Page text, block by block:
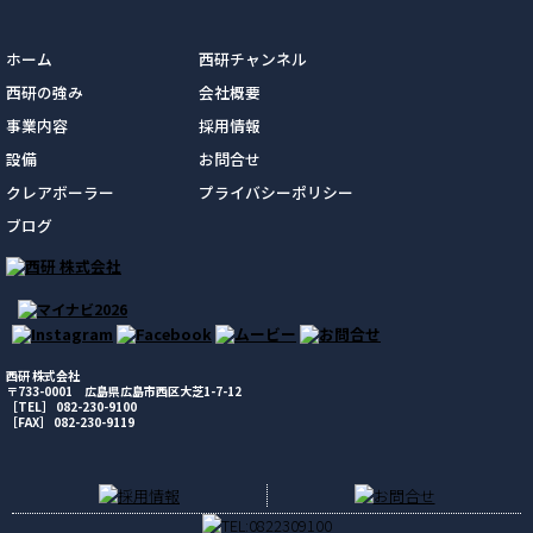
ホーム
西研の強み
事業内容
設備
クレアボーラー
ブログ
西研チャンネル
会社概要
採用情報
お問合せ
プライバシーポリシー
西研 株式会社
〒733-0001 広島県広島市西区大芝1-7-12
［TEL］ 082-230-9100
［FAX］ 082-230-9119